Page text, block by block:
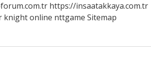
https://insaatakkaya.com.tr
knight online nttgame Sitemap